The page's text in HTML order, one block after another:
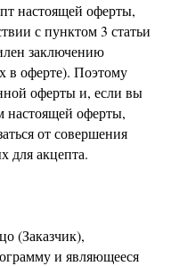
настоящей оферты,
с пунктом 3 статьи
заключению
в оферте). Поэтому
оферты и, если вы
настоящей оферты,
от совершения
для акцепта.
(Заказчик),
и являющееся